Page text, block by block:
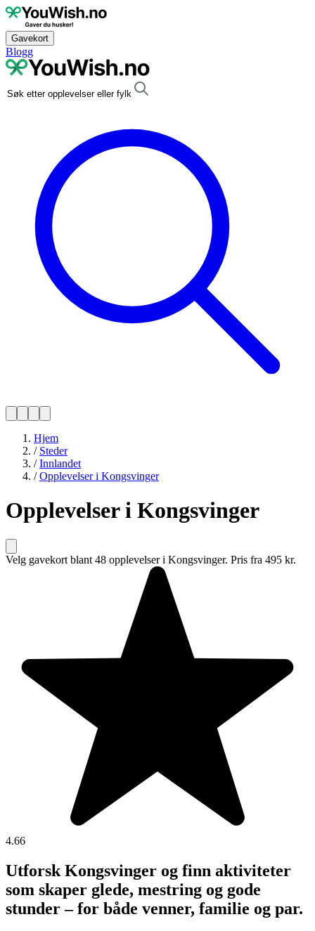
Gavekort
Blogg
Hjem
/ Steder
/Innlandet
/Opplevelser i Kongsvinger
Opplevelser i Kongsvinger
Velg gavekort blant 48 opplevelser i Kongsvinger. Pris fra 495 kr.
4.66
Utforsk Kongsvinger og finn aktiviteter
som skaper glede, mestring og gode
stunder – for både venner, familie og par.